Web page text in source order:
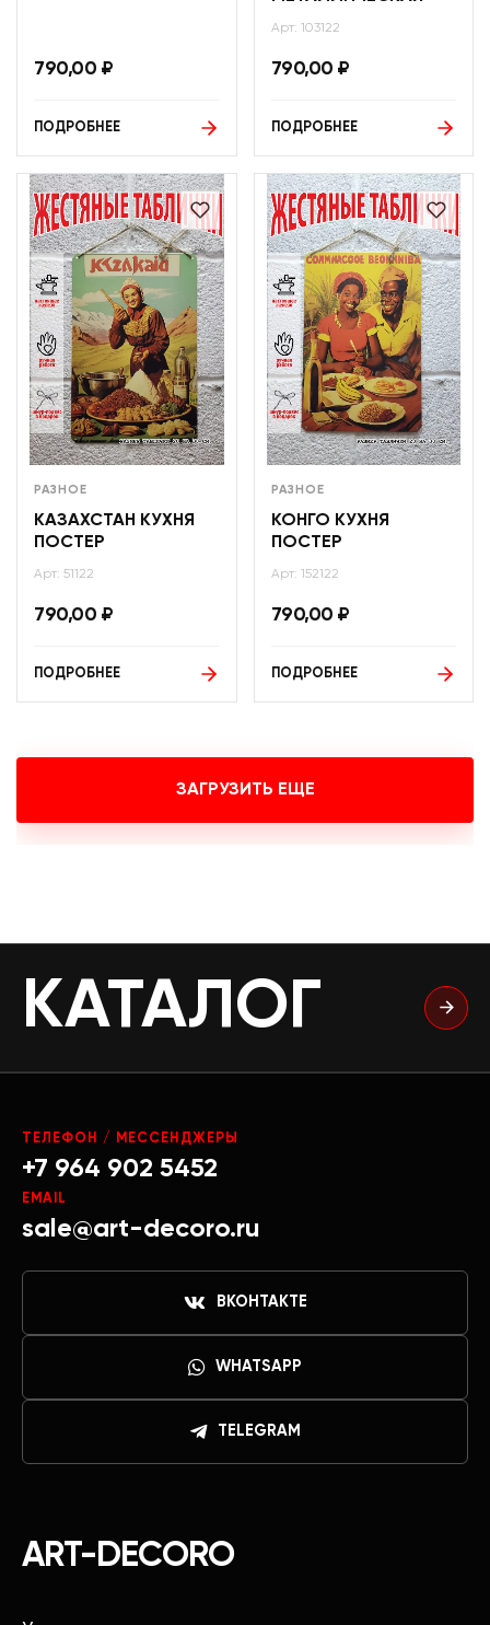
790,00 ₽
ПОДРОБНЕЕ
Арт: 103122
790,00 ₽
ПОДРОБНЕЕ
РАЗНОЕ
КАЗАХСТАН КУХНЯ
ПОСТЕР
Арт: 51122
790,00 ₽
ПОДРОБНЕЕ
РАЗНОЕ
КОНГО КУХНЯ
ПОСТЕР
Арт: 152122
790,00 ₽
ПОДРОБНЕЕ
ЗАГРУЗИТЬ ЕЩЕ
КАТАЛОГ
ART-DECORO
ТЕЛЕФОН / МЕССЕНДЖЕРЫ
+7 964 902 5452
EMAIL
sale@art-decoro.ru
ВКОНТАКТЕ
WHATSAPP
TELEGRAM